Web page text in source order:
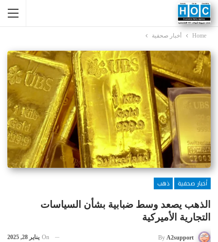
Home أخبار صحفية
أخبار صحفية
ذهب
الذهب يصعد وسط ضبابية بشأن السياسات
التجارية الأميركية
By A2support
On يناير 28, 2025